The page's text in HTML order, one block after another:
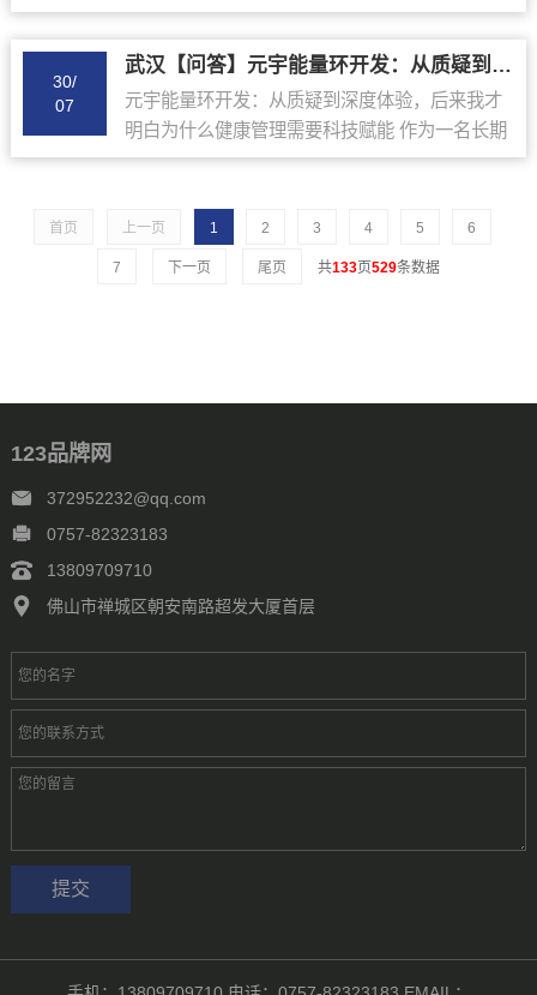
2026年数字经济与大健康产业的深度融合，元宇
能量环开发已成为企业布局“科技+健康”赛道...
30/
07
武汉【问答】元宇能量环开发：从质疑到深度体验，后来我才明白为什么健康管理需要科技赋能【真实感受】【什么意思?】
元宇能量环开发：从质疑到深度体验，后来我才
明白为什么健康管理需要科技赋能 作为一名长期
在互联网行业摸爬滚打的“加班族”，我的生活状态
个月...
首页 上一页 1 2 3 4 5 6
7 下一页 尾页 共133页529条数据
123品牌网
372952232@qq.com
0757-82323183
13809709710
佛山市禅城区朝安南路超发大厦首层